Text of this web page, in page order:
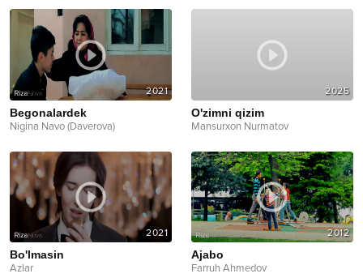
2021
Begonalardek
Nigina Navo (Daverova)
2025
O'zimni qizim
Mansurxon Nurmatov
2021
Bo'lmasin
Azlar
2012
Ajabo
Farruh Ahmedov